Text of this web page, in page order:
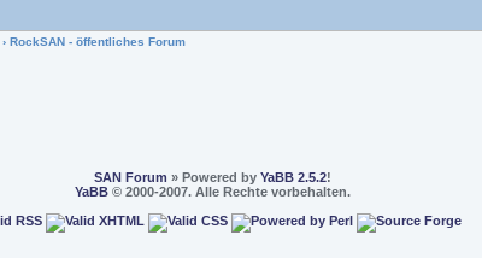
›RockSAN - öffentliches Forum
SAN Forum » Powered by YaBB 2.5.2!
YaBB© 2000-2007. Alle Rechte vorbehalten.